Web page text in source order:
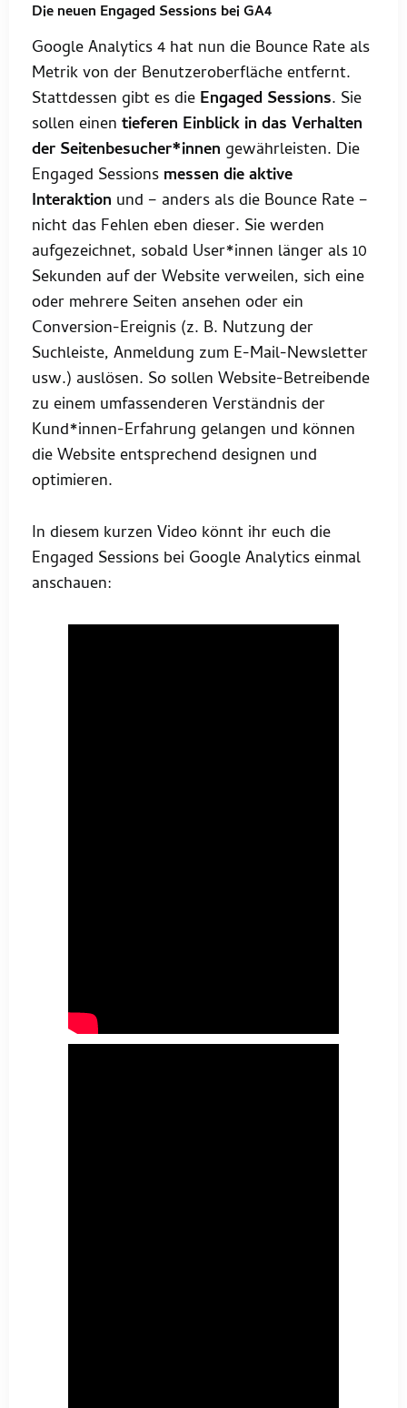
Die neuen Engaged Sessions bei GA4
Google Analytics 4 hat nun die Bounce Rate als
Metrik von der Benutzeroberfläche entfernt.
Stattdessen gibt es die Engaged Sessions. Sie
sollen einen tieferen Einblick in das Verhalten
der Seitenbesucher*innen gewährleisten. Die
Engaged Sessions messen die aktive
Interaktion und – anders als die Bounce Rate –
nicht das Fehlen eben dieser. Sie werden
aufgezeichnet, sobald User*innen länger als 10
Sekunden auf der Website verweilen, sich eine
oder mehrere Seiten ansehen oder ein
Conversion-Ereignis (z. B. Nutzung der
Suchleiste, Anmeldung zum E-Mail-Newsletter
usw.) auslösen. So sollen Website-Betreibende
zu einem umfassenderen Verständnis der
Kund*innen-Erfahrung gelangen und können
die Website entsprechend designen und
optimieren.
In diesem kurzen Video könnt ihr euch die
Engaged Sessions bei Google Analytics einmal
anschauen: